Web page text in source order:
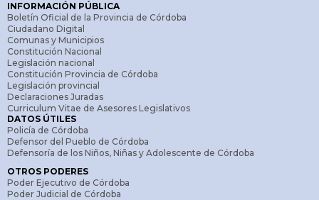
INFORMACIÓN PÚBLICA
Boletín Oficial de la Provincia de Córdoba
Ciudadano Digital
Comunas y Municipios
Constitución Nacional
Legislación nacional
Constitución Provincia de Córdoba
Legislación provincial
Declaraciones Juradas
Curriculum Vitae de Asesores Legislativos
DATOS ÚTILES
Policía de Córdoba
Defensor del Pueblo de Córdoba
Defensoría de los Niños, Niñas y Adolescente de Córdoba
OTROS PODERES
Poder Ejecutivo de Córdoba
Poder Judicial de Córdoba